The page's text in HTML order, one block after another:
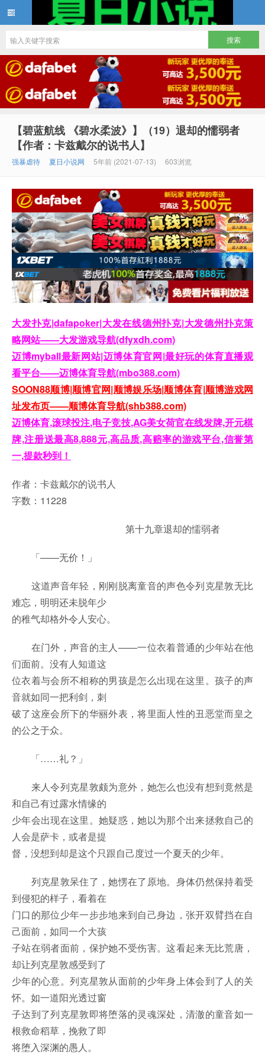
夏日小说
【碧蓝航线 《碧水柔波》】（19）退却的懦弱者
【作者：卡兹戴尔的说书人】
强暴虐待 夏日小说网 5年前 (2021-07-13) 603浏览
大发扑克|dafapoker|大发在线德州扑克|大发德州扑克策
略网站——大发游戏导航(dfyxdh.com)
迈博myball最新网站|迈博体育官网|最好玩的体育直播观
看平台——迈博体育导航(mbo388.com)
SOON88顺博|顺博官网|顺博娱乐场|顺博体育|顺博游戏网
址发布页——顺博体育导航(shb388.com)
迈博体育,滚球投注,电子竞技,AG美女荷官在线发牌,开元棋
牌,注册送最高8,888元,高品质,高赔率的游戏平台,信誉第
一,提款秒到！
作者：卡兹戴尔的说书人
字数：11228
第十九章退却的懦弱者
「——无价！」
这道声音年轻，刚刚脱离童音的声色令列克星敦无比
难忘，明明还未脱年少
的稚气却格外令人安心。
在门外，声音的主人——一位衣着普通的少年站在他
们面前。没有人知道这
位衣着与会所不相称的男孩是怎么出现在这里。孩子的声
音就如同一把利剑，刺
破了这座会所下的华丽外表，将里面人性的丑恶堂而皇之
的公之于众。
「……礼？」
来人令列克星敦颇为意外，她怎么也没有想到竟然是
和自己有过露水情缘的
少年会出现在这里。她疑惑，她以为那个出来拯救自己的
人会是萨卡，或者是提
督，没想到却是这个只跟自己度过一个夏天的少年。
列克星敦呆住了，她愣在了原地。身体仍然保持着受
到侵犯的样子，看着在
门口的那位少年一步步地来到自己身边，张开双臂挡在自
己面前，如同一个大孩
子站在弱者面前，保护她不受伤害。这看起来无比荒唐，
却让列克星敦感受到了
少年的心意。列克星敦从面前的少年身上体会到了人的关
怀。如一道阳光透过窗
子达到了列克星敦即将堕落的灵魂深处，清澈的童音如一
根救命稻草，挽救了即
将堕入深渊的愚人。